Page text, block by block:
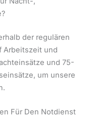
der regulären
Arbeitszeit und
und 75-
um unsere
Für Den Notdienst